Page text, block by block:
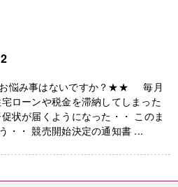
悩み事はないですか？★★ 毎月
ローンや税金を滞納してしまった
状が届くようになった・・ このま
・・ 競売開始決定の通知書 ...